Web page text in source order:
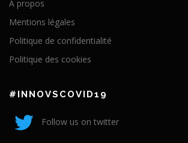
A propos
Mentions légales
Politique de confidentialité
Politique des cookies
#INNOVSCOVID19
Follow us on twitter